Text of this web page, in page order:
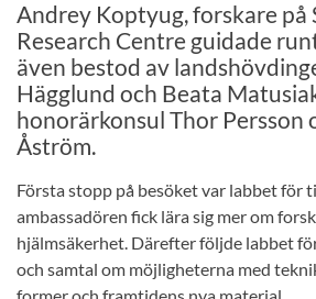
Andrey Koptyug, forskare på
Research Centre guidade
även bestod av
Hägglund och Beata
honorärkonsul Thor Persson
Åström.
Första stopp på besöket var labbet för
ambassadören fick lära sig mer om
hjälmsäkerhet. Därefter följde labbet
och samtal om möjligheterna med